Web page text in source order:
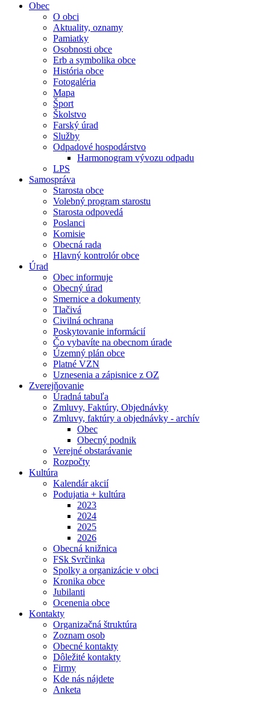
Obec
O obci
Aktuality, oznamy
Pamiatky
Osobnosti obce
Erb a symbolika obce
História obce
Fotogaléria
Mapa
Šport
Školstvo
Farský úrad
Služby
Odpadové hospodárstvo
Harmonogram vývozu odpadu
LPS
Samospráva
Starosta obce
Volebný program starostu
Starosta odpovedá
Poslanci
Komisie
Obecná rada
Hlavný kontrolór obce
Úrad
Obec informuje
Obecný úrad
Smernice a dokumenty
Tlačivá
Civilná ochrana
Poskytovanie informácií
Čo vybavíte na obecnom úrade
Územný plán obce
Platné VZN
Uznesenia a zápisnice z OZ
Zverejňovanie
Úradná tabuľa
Zmluvy, Faktúry, Objednávky
Zmluvy, faktúry a objednávky - archív
Obec
Obecný podnik
Verejné obstarávanie
Rozpočty
Kultúra
Kalendár akcií
Podujatia + kultúra
2023
2024
2025
2026
Obecná knižnica
FSk Svrčinka
Spolky a organizácie v obci
Kronika obce
Jubilanti
Ocenenia obce
Kontakty
Organizačná štruktúra
Zoznam osob
Obecné kontakty
Dôležité kontakty
Firmy
Kde nás nájdete
Anketa